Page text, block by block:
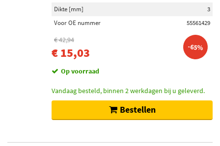
Schroefdraad vooraf ingevet (10)
Onverwarmd (7)
Breedband-lambdasonde (3)
Laadstroom [A]
Dikte [mm]
3
Voor OE nummer
55561429
€ 42,94
€ 15,03 -65%
Op voorraad
Vandaag besteld, binnen 2 werkdagen bij u geleverd.
Bestellen